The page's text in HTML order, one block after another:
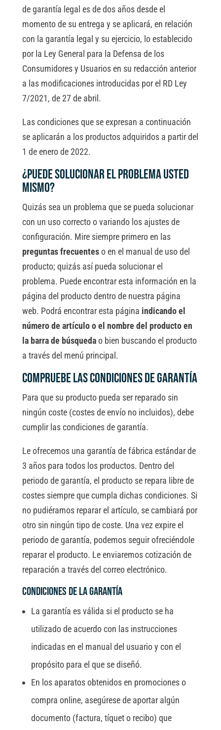
de garantía legal es de dos años desde el
momento de su entrega y se aplicará, en relación
con la garantía legal y su ejercicio, lo establecido
por la Ley General para la Defensa de los
Consumidores y Usuarios en su redacción anterior
a las modificaciones introducidas por el RD Ley
7/2021, de 27 de abril.
Las condiciones que se expresan a continuación
se aplicarán a los productos adquiridos a partir del
1 de enero de 2022.
¿Puede solucionar el problema usted
mismo?
Quizás sea un problema que se pueda solucionar
con un uso correcto o variando los ajustes de
configuración. Mire siempre primero en las
preguntas frecuenteso en el manual de uso del
producto; quizás así pueda solucionar el
problema. Puede encontrar esta información en la
página del producto dentro de nuestra página
web. Podrá encontrar esta página indicando el
número de artículo o el nombre del producto en
la barra de búsquedao bien buscando el producto
a través del menú principal.
Compruebe las condiciones de garantía
Para que su producto pueda ser reparado sin
ningún coste (costes de envío no incluidos), debe
cumplir las condiciones de garantía.
Le ofrecemos una garantía de fábrica estándar de
3 años para todos los productos. Dentro del
periodo de garantía, el producto se repara libre de
costes siempre que cumpla dichas condiciones. Si
no pudiéramos reparar el artículo, se cambiará por
otro sin ningún tipo de coste. Una vez expire el
periodo de garantía, podemos seguir ofreciéndole
reparar el producto. Le enviaremos cotización de
reparación a través del correo electrónico.
Condiciones de la garantía
La garantía es válida si el producto se ha
utilizado de acuerdo con las instrucciones
indicadas en el manual del usuario y con el
propósito para el que se diseñó.
En los aparatos obtenidos en promociones o
compra online, asegúrese de aportar algún
documento (factura, tíquet o recibo) que